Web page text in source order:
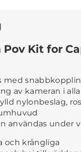
Pov Kit for
med
av kameran i
nylonbeslag,
användas under
och krångliga